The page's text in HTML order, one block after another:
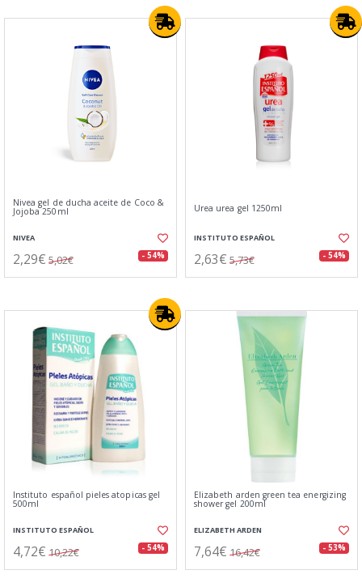
Nivea gel de ducha aceite de Coco &
Jojoba 250ml
NIVEA
2,29€ 5,02€ - 54%
Urea urea gel 1250ml
INSTITUTO ESPAÑOL
2,63€ 5,73€ - 54%
Instituto español pieles atopicas gel
500ml
INSTITUTO ESPAÑOL
4,72€ 10,22€ - 54%
Elizabeth arden green tea energizing
shower gel 200ml
ELIZABETH ARDEN
7,64€ 16,42€ - 53%